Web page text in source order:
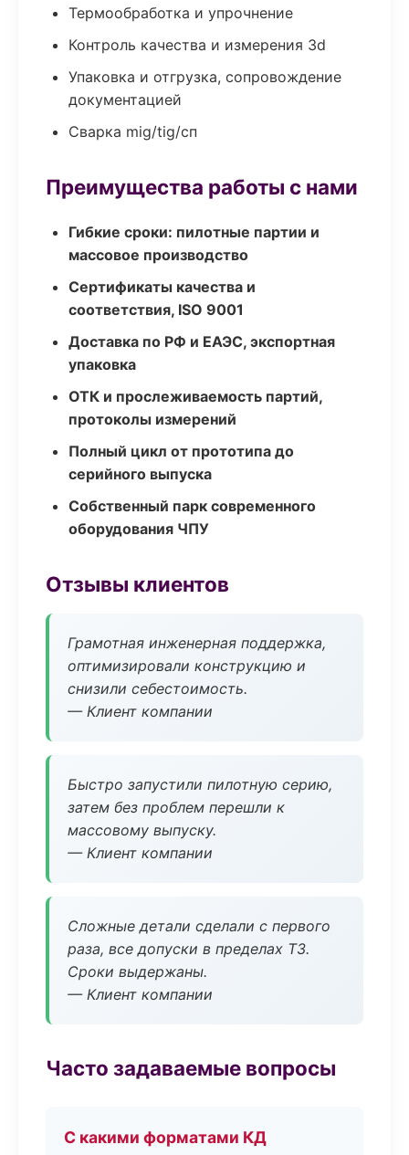
Термообработка и упрочнение
Контроль качества и измерения 3d
Упаковка и отгрузка, сопровождение
документацией
Сварка mig/tig/сп
Преимущества работы с нами
Гибкие сроки: пилотные партии и
массовое производство
Сертификаты качества и
соответствия, ISO 9001
Доставка по РФ и ЕАЭС, экспортная
упаковка
ОТК и прослеживаемость партий,
протоколы измерений
Полный цикл от прототипа до
серийного выпуска
Собственный парк современного
оборудования ЧПУ
Отзывы клиентов
Грамотная инженерная поддержка,
оптимизировали конструкцию и
снизили себестоимость.
— Клиент компании
Быстро запустили пилотную серию,
затем без проблем перешли к
массовому выпуску.
— Клиент компании
Сложные детали сделали с первого
раза, все допуски в пределах ТЗ.
Сроки выдержаны.
— Клиент компании
Часто задаваемые вопросы
С какими форматами КД